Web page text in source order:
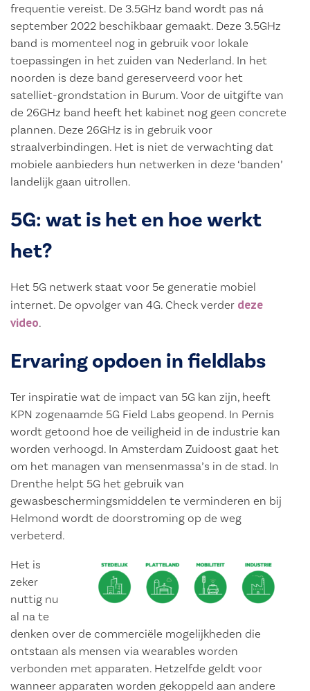
frequentie vereist. De 3.5GHz band wordt pas ná
september 2022 beschikbaar gemaakt. Deze 3.5GHz
band is momenteel nog in gebruik voor lokale
toepassingen in het zuiden van Nederland. In het
noorden is deze band gereserveerd voor het
satelliet-grondstation in Burum. Voor de uitgifte van
de 26GHz band heeft het kabinet nog geen concrete
plannen. Deze 26GHz is in gebruik voor
straalverbindingen. Het is niet de verwachting dat
mobiele aanbieders hun netwerken in deze ‘banden’
landelijk gaan uitrollen.
5G: wat is het en hoe werkt
het?
Het 5G netwerk staat voor 5e generatie mobiel
internet. De opvolger van 4G. Check verder deze
video.
Ervaring opdoen in fieldlabs
Ter inspiratie wat de impact van 5G kan zijn, heeft
KPN zogenaamde 5G Field Labs geopend. In Pernis
wordt getoond hoe de veiligheid in de industrie kan
worden verhoogd. In Amsterdam Zuidoost gaat het
om het managen van mensenmassa’s in de stad. In
Drenthe helpt 5G het gebruik van
gewasbeschermingsmiddelen te verminderen en bij
Helmond wordt de doorstroming op de weg
verbeterd.
Het is
zeker
nuttig nu
al na te
denken over de commerciële mogelijkheden die
ontstaan als mensen via wearables worden
verbonden met apparaten. Hetzelfde geldt voor
wanneer apparaten worden gekoppeld aan andere